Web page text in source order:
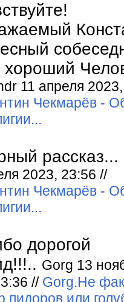
хороший
11 апреля
Чекмарёв -
рассказ...
2023, 23:56 //
Чекмарёв -
дорогой
Gorg 13
// Gorg.Не
пидоров или